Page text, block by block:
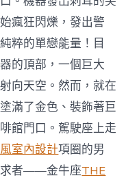
瘋狂閃爍，發出警
粹的單戀能量！目
的頂部，一個巨大
向天空。然而，就在
滿了金色、裝飾著巨
館門口。駕駛座上走
室內設計項圈的男
求者——金牛座THE